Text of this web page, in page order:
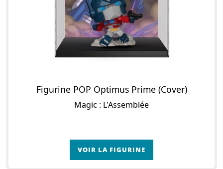
Figurine POP Optimus Prime (Cover)
Magic : L'Assemblée
VOIR LA FIGURINE